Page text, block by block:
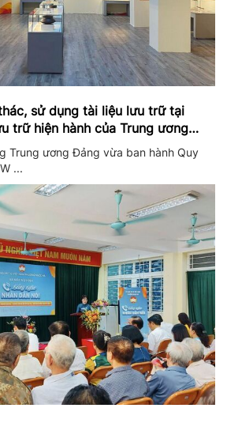
sử dụng tài liệu lưu trữ tại
trữ hiện hành của Trung ương
Trung ương Đảng
Trung ương Đảng vừa ban hành Quy
...